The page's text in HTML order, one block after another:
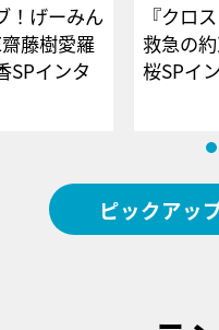
！げーみん
藤樹愛羅
SPインタ
『クロ
救急の
桜SP
ピックアッ